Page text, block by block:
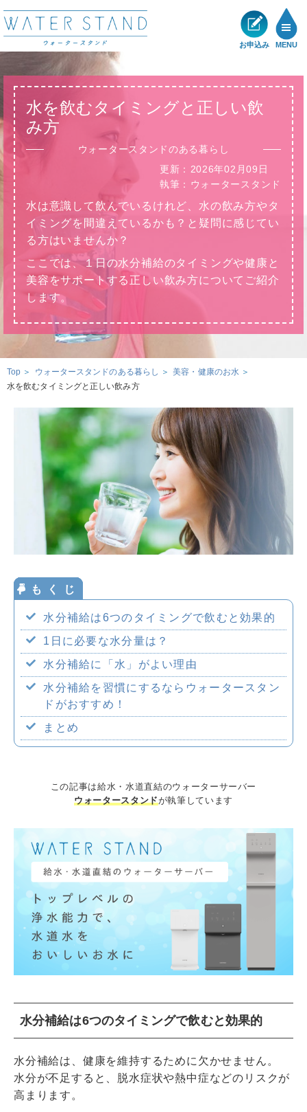
お申込み MENU
メリット
ショールーム
展示・キャンペーン情報
お客様の声
サポート
ウォータースタンドのある暮らし
ウォータースタンドのある暮らし トップ
ウォータースタンド活用術
ウォーターサーバー・浄水器の知識
お水の知識
美容・健康のお水
妊娠・育児のお水
お申込み
0120-032
おみず
-114
いいよ
企業情報
水を飲むタイミングと正しい飲
み方
ウォータースタンドのある暮らし
更新： 2026年02月09日
執筆： ウォータースタンド
水は意識して飲んでいるけれど、水の飲み方やタ
イミングを間違えているかも？と疑問に感じてい
る方はいませんか？
ここでは、１日の水分補給のタイミングや健康と
美容をサポートする正しい飲み方についてご紹介
します。
Top ウォータースタンドのある暮らし
美容・健康のお水
水を飲むタイミングと正しい飲み方
水分補給は6つのタイミングで飲むと効果的
1日に必要な水分量は？
水分補給に「水」がよい理由
水分補給を習慣にするならウォータースタン
ドがおすすめ！
まとめ
この記事は給水・水道直結のウォーターサーバー
ウォータースタンドが執筆しています
水分補給は6つのタイミングで飲むと効果的
水分補給は、健康を維持するために欠かせません。
水分が不足すると、脱水症状や熱中症などのリスクが
高まります。